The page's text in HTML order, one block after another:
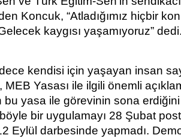
Koncuk, “Atladığımız hiçbir
kaygısı yaşamıyoruz”
kendisi için yaşayan insan
Yasası ile ilgili önemli
bu yasa ile görevinin sona
bir uygulamayı 28 Şubat
Eylül darbesinde yapmadı.